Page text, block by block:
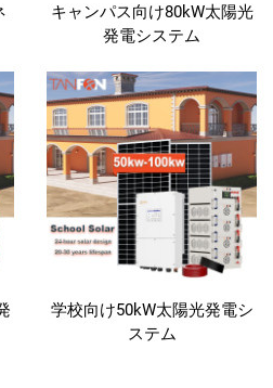
キャンパス向け80kW太陽光
発電システム
学校向け50kW太陽光発電シ
ステム